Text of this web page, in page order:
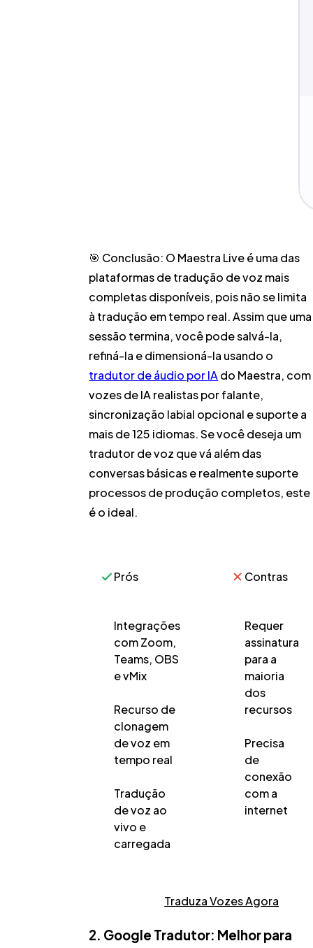
🎯 Conclusão: O Maestra Live é uma das
plataformas de tradução de voz mais
completas disponíveis, pois não se limita
à tradução em tempo real. Assim que uma
sessão termina, você pode salvá-la,
refiná-la e dimensioná-la usando o
tradutor de áudio por IA do Maestra, com
vozes de IA realistas por falante,
sincronização labial opcional e suporte a
mais de 125 idiomas. Se você deseja um
tradutor de voz que vá além das
conversas básicas e realmente suporte
processos de produção completos, este
é o ideal.
Prós
Integrações
com Zoom,
Teams, OBS
e vMix
Recurso de
clonagem
de voz em
tempo real
Tradução
de voz ao
vivo e
carregada
Contras
Requer
assinatura
para a
maioria
dos
recursos
Precisa
de
conexão
com a
internet
Traduza Vozes Agora
2. Google Tradutor: Melhor para